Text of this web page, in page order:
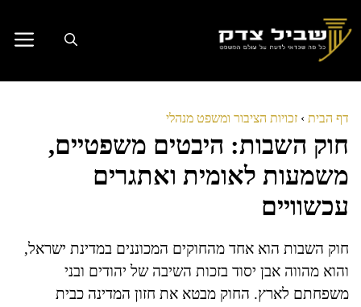
לתוכן
דף הבית › זכויות הציבור ומשפט מנהלי
חוק השבות: היבטים משפטיים,
משמעות לאומית ואתגרים
עכשוויים
חוק השבות הוא אחד מהחוקים המכוננים במדינת ישראל,
והוא מהווה אבן יסוד בזכות השיבה של יהודים ובני
משפחתם לארץ. החוק מבטא את חזון המדינה כבית